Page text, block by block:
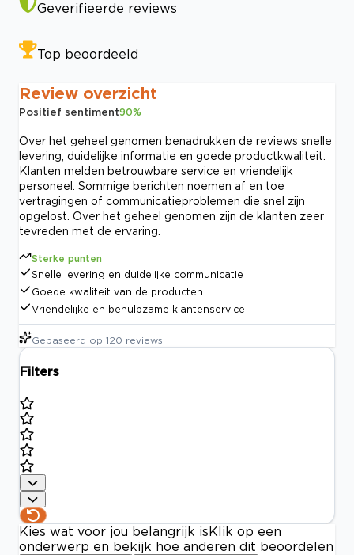
Geverifieerde reviews
Top beoordeeld
Review overzicht
Positief sentiment90%
Over het geheel genomen benadrukken de reviews snelle
levering, duidelijke informatie en goede productkwaliteit.
Klanten melden betrouwbare service en vriendelijk
personeel. Sommige berichten noemen af en toe
vertragingen of communicatieproblemen die snel zijn
opgelost. Over het geheel genomen zijn de klanten zeer
tevreden met de ervaring.
Sterke punten
Snelle levering en duidelijke communicatie
Goede kwaliteit van de producten
Vriendelijke en behulpzame klantenservice
Gebaseerd op 120 reviews
Filters
Kies wat voor jou belangrijk is Klik op een
onderwerp en bekijk hoe anderen dit beoordelen